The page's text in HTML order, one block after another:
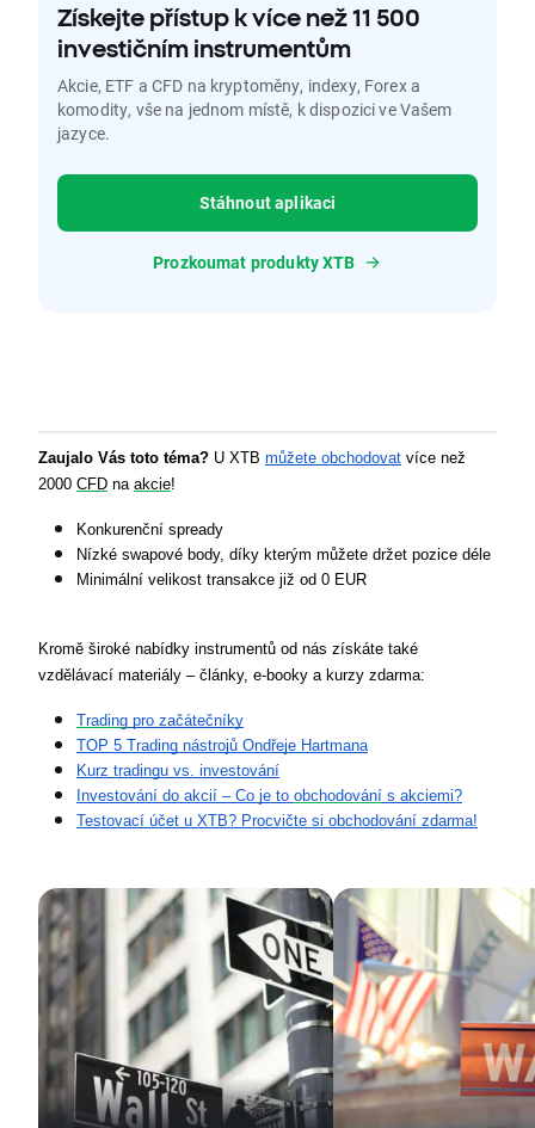
Získejte přístup k více než 11 500
investičním instrumentům
Akcie, ETF a CFD na kryptoměny, indexy, Forex a
komodity, vše na jednom místě, k dispozici ve Vašem
jazyce.
Stáhnout aplikaci
Prozkoumat produkty XTB
Zaujalo Vás toto téma? U XTB můžete obchodovat více než
2000 CFD na akcie!
Konkurenční spready
Nízké swapové body, díky kterým můžete držet pozice déle
Minimální velikost transakce již od 0 EUR
Kromě široké nabídky instrumentů od nás získáte také
vzdělávací materiály – články, e-booky a kurzy zdarma:
Trading pro začátečníky
TOP 5 Trading nástrojů Ondřeje Hartmana
Kurz tradingu vs. investování
Investování do akcií – Co je to obchodování s akciemi?
Testovací účet u XTB? Procvičte si obchodování zdarma!